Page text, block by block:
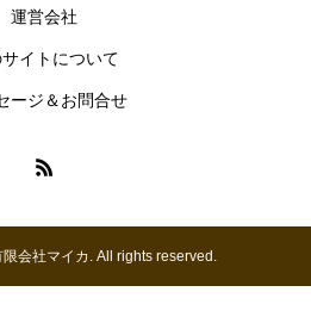
運営会社
サイトについて
ージ＆お問合せ
会社マイカ. All rights reserved.